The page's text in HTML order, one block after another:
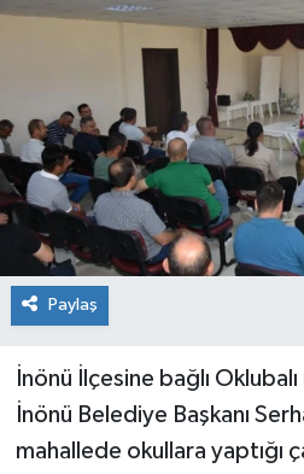
Paylaş
İnönü İlçesine bağlı
İnönü Belediye Başkanı
mahallede okullara yaptığı
Haber Arşivi